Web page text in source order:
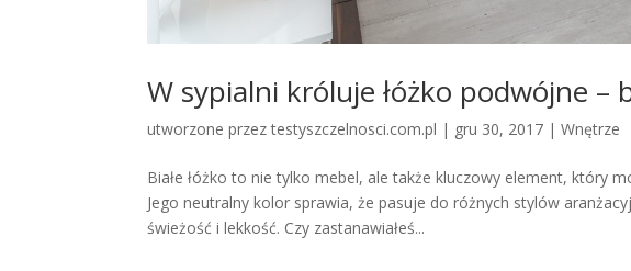
W sypialni króluje łóżko podwójne –
utworzone przeztestyszczelnosci.com.pl | gru 30, 2017 |Wnętrze
Białe łóżko to nie tylko mebel, ale także kluczowy element, który
Jego neutralny kolor sprawia, że pasuje do różnych stylów
świeżość i lekkość. Czy zastanawiałeś...